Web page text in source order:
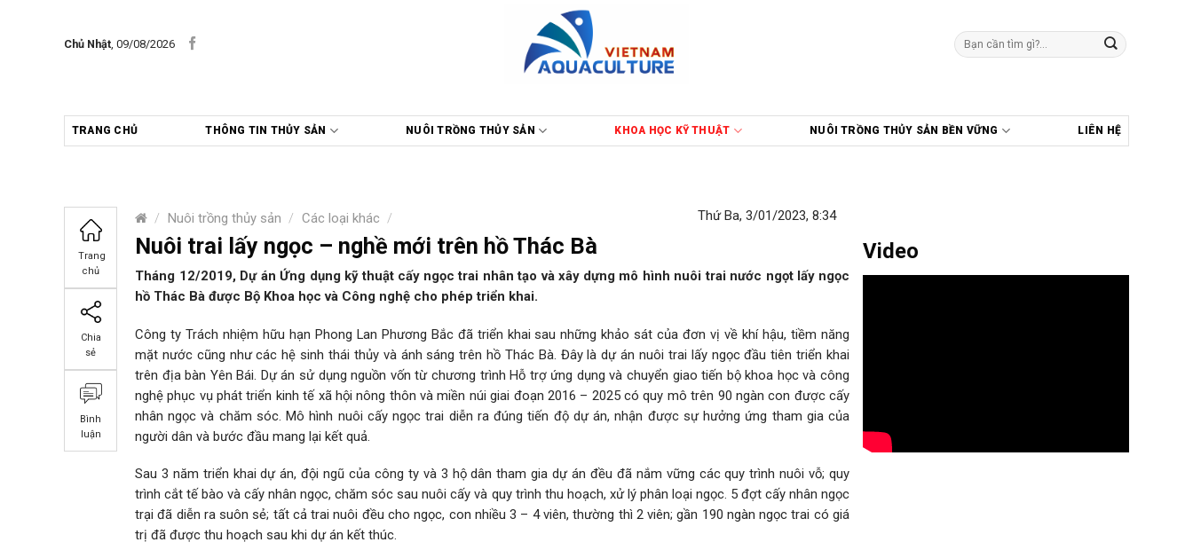
Chủ Nhật, 09/08/2026
Tìm
kiếm:
TRANG CHỦ THÔNG TIN THỦY SẢN NUÔI TRỒNG THỦY SẢN KHOA HỌC KỸ THUẬT NUÔI TRỒNG THỦY SẢN BỀN VỮNG LIÊN HỆ
/ Nuôi trồng thủy sản / Các loại khác /
Trang
chủ
Chia
sẻ
Bình
luận
Thứ Ba, 3/01/2023, 8:34
Nuôi trai lấy ngọc – nghề mới trên hồ Thác Bà
Tháng 12/2019, Dự án Ứng dụng kỹ thuật cấy ngọc trai nhân tạo và xây dựng mô hình nuôi trai nước ngọt lấy ngọc
hồ Thác Bà được Bộ Khoa học và Công nghệ cho phép triển khai.
Công ty Trách nhiệm hữu hạn Phong Lan Phương Bắc đã triển khai sau những khảo sát của đơn vị về khí hậu, tiềm năng
mặt nước cũng như các hệ sinh thái thủy và ánh sáng trên hồ Thác Bà. Đây là dự án nuôi trai lấy ngọc đầu tiên triển khai
trên địa bàn Yên Bái. Dự án sử dụng nguồn vốn từ chương trình Hỗ trợ ứng dụng và chuyển giao tiến bộ khoa học và công
nghệ phục vụ phát triển kinh tế xã hội nông thôn và miền núi giai đoạn 2016 – 2025 có quy mô trên 90 ngàn con được cấy
nhân ngọc và chăm sóc. Mô hình nuôi cấy ngọc trai diễn ra đúng tiến độ dự án, nhận được sự hưởng ứng tham gia của
người dân và bước đầu mang lại kết quả.
Sau 3 năm triển khai dự án, đội ngũ của công ty và 3 hộ dân tham gia dự án đều đã nắm vững các quy trình nuôi vỗ; quy
trình cắt tế bào và cấy nhân ngọc, chăm sóc sau nuôi cấy và quy trình thu hoạch, xử lý phân loại ngọc. 5 đợt cấy nhân ngọc
trại đã diễn ra suôn sẻ; tất cả trai nuôi đều cho ngọc, con nhiều 3 – 4 viên, thường thì 2 viên; gần 190 ngàn ngọc trai có giá
trị đã được thu hoạch sau khi dự án kết thúc.
Video